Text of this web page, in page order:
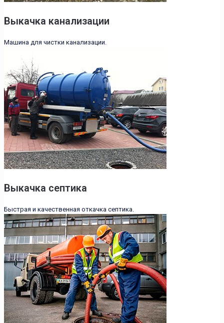
Выкачка канализации
Машина для чистки канализации.
Выкачка септика
Быстрая и качественная откачка септика.